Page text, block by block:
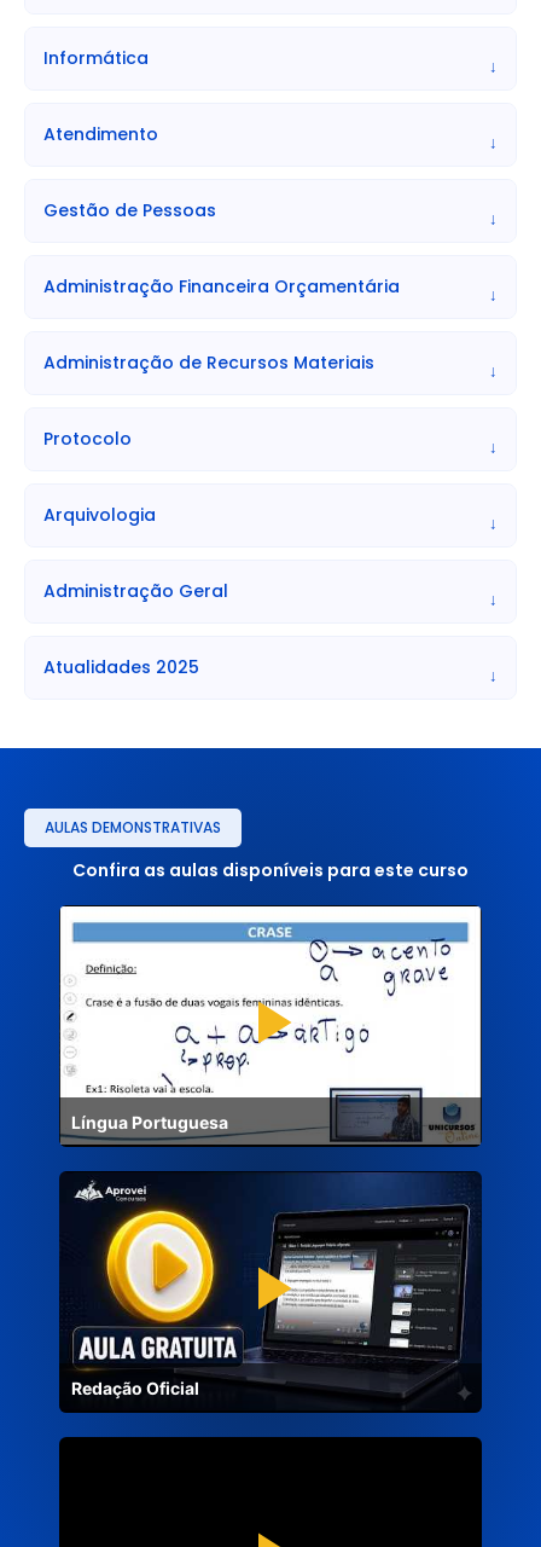
• Opção de 200h/mês:
• Vagas: 2 vagas e cadastro de reserva.
• Jornada de Trabalho: 200h/mês (40 horas semanais).
estiverem em vigor na época da admissão.
unidades de saúde da Fundação do ABC. As provas serão
Informática ↓
Atendimento ↓
Gestão de Pessoas ↓
Administração Financeira Orçamentária ↓
Administração de Recursos Materiais ↓
Protocolo ↓
Arquivologia ↓
Administração Geral ↓
Atualidades 2025 ↓
AULAS DEMONSTRATIVAS
Confira as aulas disponíveis para este curso
Língua Portuguesa
Redação Oficial